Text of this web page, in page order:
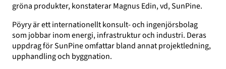
gröna produkter, konstaterar Magnus Edin, vd, SunPine.
Pöyry är ett internationellt konsult- och ingenjörsbolag
som jobbar inom energi, infrastruktur och industri. Deras
uppdrag för SunPine omfattar bland annat projektledning,
upphandling och byggnation.